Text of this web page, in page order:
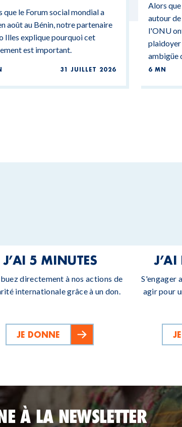
que le Forum social mondial a
août au Bénin, notre partenaire
Illes explique pourquoi cet
est important.
31 JUILLET 2026
Alors
autour
l'ONU
ambigüe
6 MN
J’AI 5 MINUTES
directement à nos actions de
internationale grâce à un don.
JE DONNE
J’AI
S'engager
agir pour
À LA NEWSLETTER